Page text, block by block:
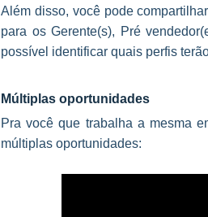
Além disso, você pode
para os Gerente(s), Pré
possível identificar quais perfis
Múltiplas oportunidades
Pra você que trabalha a mesma
múltiplas oportunidades: